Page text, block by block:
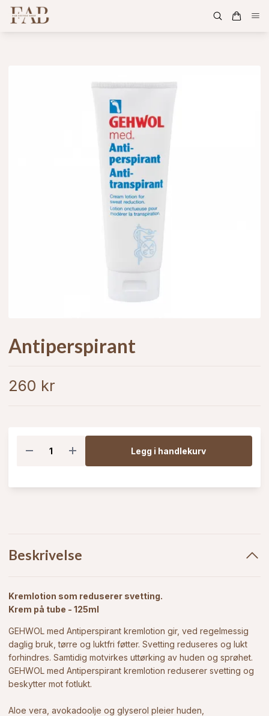
Antiperspirant
260 kr
Legg i handlekurv
Beskrivelse
Kremlotion som reduserer svetting.
Krem på tube - 125ml
GEHWOL med Antiperspirant kremlotion gir, ved regelmessig
daglig bruk, tørre og luktfri føtter. Svetting reduseres og lukt
forhindres. Samtidig motvirkes uttørking av huden og sprøhet.
GEHWOL med Antiperspirant kremlotion reduserer svetting og
beskytter mot fotlukt.
Aloe vera, avokadoolje og glyserol pleier huden,